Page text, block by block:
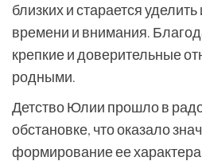
близких и старается
времени и внимания.
крепкие и доверительные
родными.
Детство Юлии прошло в
обстановке, что оказало
формирование ее